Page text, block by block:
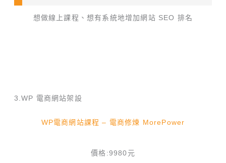
想做線上課程、想有系統地增加網站 SEO 排名
3.WP 電商網站架設
WP電商網站課程 – 電商修煉 MorePower
價格:9980元